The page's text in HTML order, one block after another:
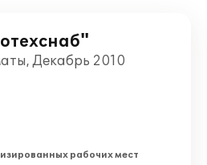
Декабрь 2010
рабочих мест